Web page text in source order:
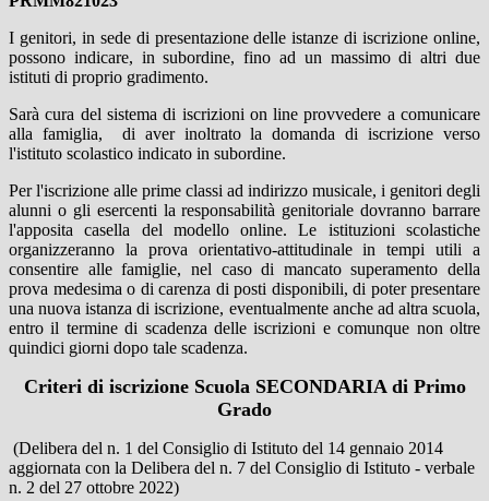
I genitori, in sede di presentazione delle istanze di iscrizione online,
possono indicare, in subordine, fino ad un massimo di altri due
istituti di proprio gradimento.
Sarà cura del sistema di iscrizioni on line provvedere a comunicare
alla famiglia, di aver inoltrato la domanda di iscrizione verso
l'istituto scolastico indicato in subordine.
Per l'iscrizione alle prime classi ad indirizzo musicale, i genitori degli
alunni o gli esercenti la responsabilità genitoriale dovranno barrare
l'apposita casella del modello online. Le istituzioni scolastiche
organizzeranno la prova orientativo-attitudinale in tempi utili a
consentire alle famiglie, nel caso di mancato superamento della
prova medesima o di carenza di posti disponibili, di poter presentare
una nuova istanza di iscrizione, eventualmente anche ad altra scuola,
entro il termine di scadenza delle iscrizioni e comunque non oltre
quindici giorni dopo tale scadenza.
Criteri di iscrizione Scuola SECONDARIA di Primo
Grado
(Delibera del n. 1 del Consiglio di Istituto del 14 gennaio 2014
aggiornata con la Delibera del n. 7 del Consiglio di Istituto - verbale
n. 2 del 27 ottobre 2022)